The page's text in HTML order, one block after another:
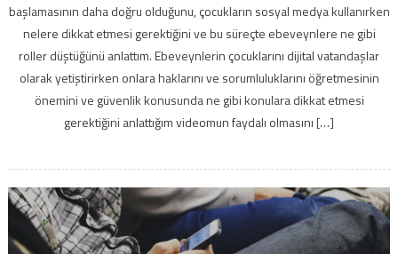
başlamasının daha doğru olduğunu, çocukların sosyal medya kullanırken
nelere dikkat etmesi gerektiğini ve bu süreçte ebeveynlere ne gibi
roller düştüğünü anlattım. Ebeveynlerin çocuklarını dijital vatandaşlar
olarak yetiştirirken onlara haklarını ve sorumluluklarını öğretmesinin
önemini ve güvenlik konusunda ne gibi konulara dikkat etmesi
gerektiğini anlattığım videomun faydalı olmasını […]